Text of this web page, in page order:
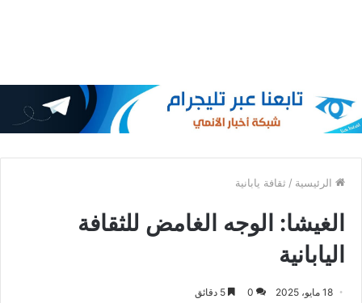
الرئيسية / ثقافة يابانية
الغيشا: الوجه الغامض للثقافة
اليابانية
18 مايو، 2025 0